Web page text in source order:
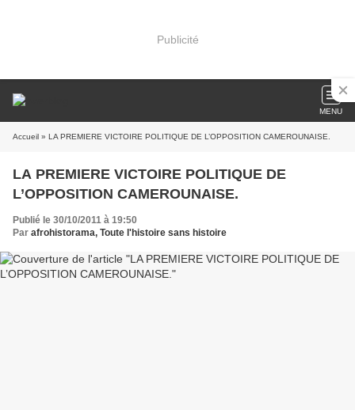
Publicité
MENU
Accueil » LA PREMIERE VICTOIRE POLITIQUE DE L’OPPOSITION CAMEROUNAISE.
LA PREMIERE VICTOIRE POLITIQUE DE
L’OPPOSITION CAMEROUNAISE.
Publié le 30/10/2011 à 19:50
Par afrohistorama, Toute l'histoire sans histoire